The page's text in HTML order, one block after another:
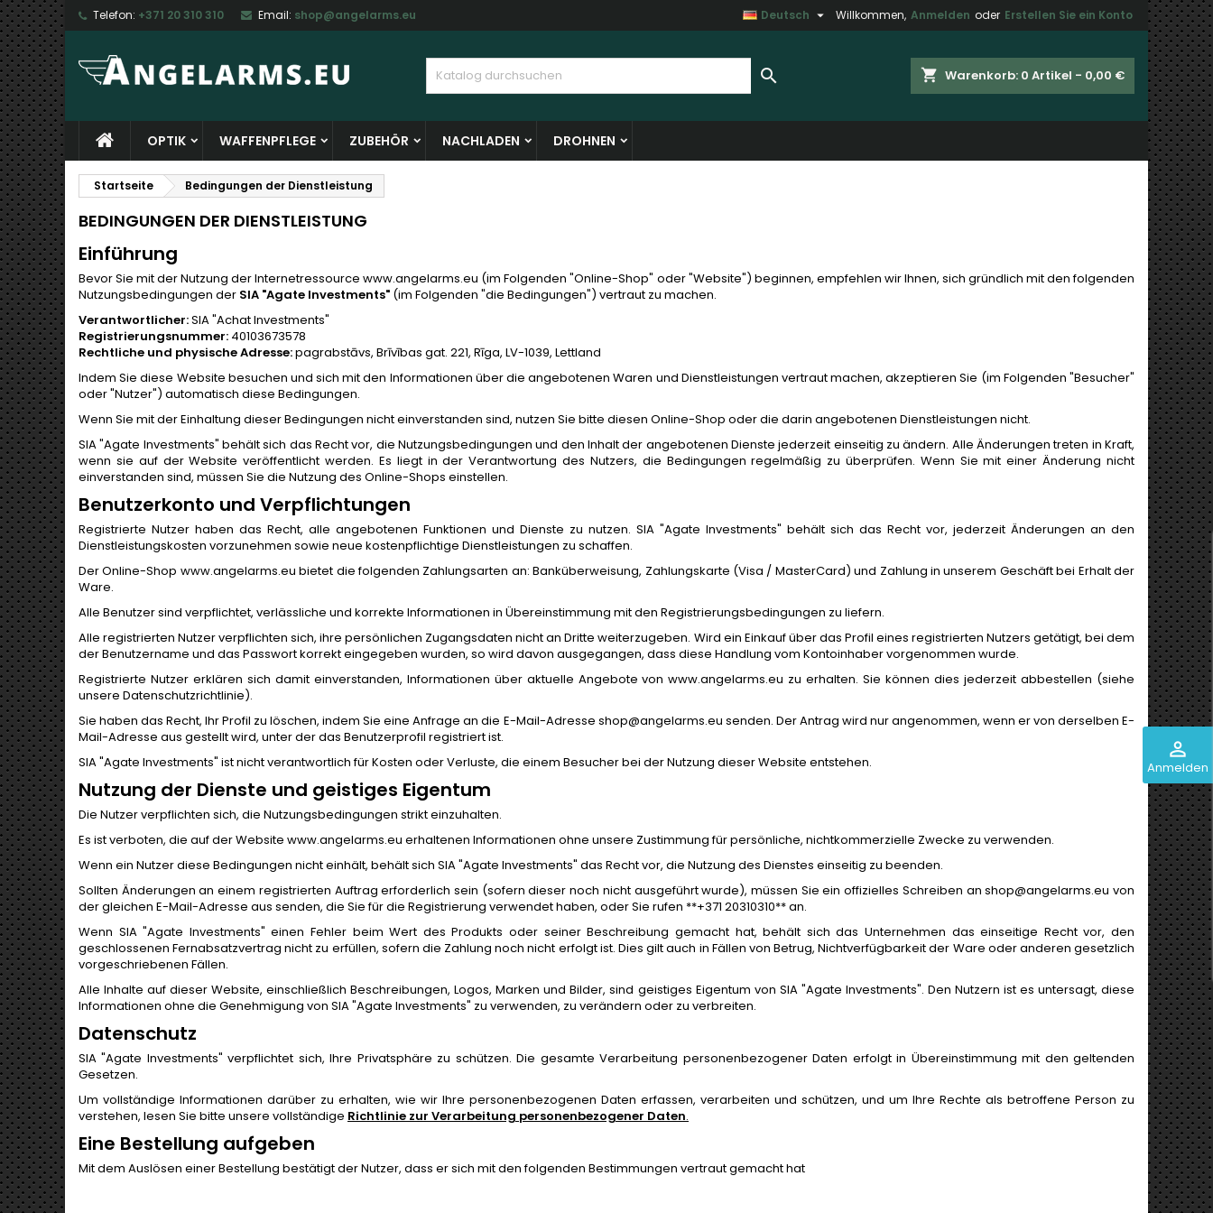
Telefon: +371 20 310 310 Email: shop@angelarms.eu Willkommen, Anmelden oder Erstellen Sie ein Konto
Deutsch 
shopping_cart Warenkorb: 0 Artikel - 0,00 €

perm_identity
Anmelden
OPTIK WAFFENPFLEGE ZUBEHÖR NACHLADEN DROHNEN
Startseite Bedingungen der Dienstleistung
BEDINGUNGEN DER DIENSTLEISTUNG
Einführung
Bevor Sie mit der Nutzung der Internetressource www.angelarms.eu (im Folgenden "Online-Shop" oder "Website") beginnen, empfehlen wir Ihnen, sich gründlich mit den folgenden
Nutzungsbedingungen der SIA "Agate Investments" (im Folgenden "die Bedingungen") vertraut zu machen.
Verantwortlicher:SIA "Achat Investments"
Registrierungsnummer: 40103673578
Rechtliche und physische Adresse:pagrabstāvs, Brīvības gat. 221, Rīga, LV-1039, Lettland
Indem Sie diese Website besuchen und sich mit den Informationen über die angebotenen Waren und Dienstleistungen vertraut machen, akzeptieren Sie (im Folgenden "Besucher"
oder "Nutzer") automatisch diese Bedingungen.
Wenn Sie mit der Einhaltung dieser Bedingungen nicht einverstanden sind, nutzen Sie bitte diesen Online-Shop oder die darin angebotenen Dienstleistungen nicht.
SIA "Agate Investments" behält sich das Recht vor, die Nutzungsbedingungen und den Inhalt der angebotenen Dienste jederzeit einseitig zu ändern. Alle Änderungen treten in Kraft,
wenn sie auf der Website veröffentlicht werden. Es liegt in der Verantwortung des Nutzers, die Bedingungen regelmäßig zu überprüfen. Wenn Sie mit einer Änderung nicht
einverstanden sind, müssen Sie die Nutzung des Online-Shops einstellen.
Benutzerkonto und Verpflichtungen
Registrierte Nutzer haben das Recht, alle angebotenen Funktionen und Dienste zu nutzen. SIA "Agate Investments" behält sich das Recht vor, jederzeit Änderungen an den
Dienstleistungskosten vorzunehmen sowie neue kostenpflichtige Dienstleistungen zu schaffen.
Der Online-Shop www.angelarms.eu bietet die folgenden Zahlungsarten an: Banküberweisung, Zahlungskarte (Visa / MasterCard) und Zahlung in unserem Geschäft bei Erhalt der
Ware.
Alle Benutzer sind verpflichtet, verlässliche und korrekte Informationen in Übereinstimmung mit den Registrierungsbedingungen zu liefern.
Alle registrierten Nutzer verpflichten sich, ihre persönlichen Zugangsdaten nicht an Dritte weiterzugeben. Wird ein Einkauf über das Profil eines registrierten Nutzers getätigt, bei dem
der Benutzername und das Passwort korrekt eingegeben wurden, so wird davon ausgegangen, dass diese Handlung vom Kontoinhaber vorgenommen wurde.
Registrierte Nutzer erklären sich damit einverstanden, Informationen über aktuelle Angebote von www.angelarms.eu zu erhalten. Sie können dies jederzeit abbestellen (siehe
unsere Datenschutzrichtlinie).
Sie haben das Recht, Ihr Profil zu löschen, indem Sie eine Anfrage an die E-Mail-Adresse shop@angelarms.eu senden. Der Antrag wird nur angenommen, wenn er von derselben E-
Mail-Adresse aus gestellt wird, unter der das Benutzerprofil registriert ist.
SIA "Agate Investments" ist nicht verantwortlich für Kosten oder Verluste, die einem Besucher bei der Nutzung dieser Website entstehen.
Nutzung der Dienste und geistiges Eigentum
Die Nutzer verpflichten sich, die Nutzungsbedingungen strikt einzuhalten.
Es ist verboten, die auf der Website www.angelarms.eu erhaltenen Informationen ohne unsere Zustimmung für persönliche, nichtkommerzielle Zwecke zu verwenden.
Wenn ein Nutzer diese Bedingungen nicht einhält, behält sich SIA "Agate Investments" das Recht vor, die Nutzung des Dienstes einseitig zu beenden.
Sollten Änderungen an einem registrierten Auftrag erforderlich sein (sofern dieser noch nicht ausgeführt wurde), müssen Sie ein offizielles Schreiben anshop@angelarms.eu von
der gleichen E-Mail-Adresse aus senden, die Sie für die Registrierung verwendet haben, oder Sie rufen **+371 20310310** an.
Wenn SIA "Agate Investments" einen Fehler beim Wert des Produkts oder seiner Beschreibung gemacht hat, behält sich das Unternehmen das einseitige Recht vor, den
geschlossenen Fernabsatzvertrag nicht zu erfüllen, sofern die Zahlung noch nicht erfolgt ist. Dies gilt auch in Fällen von Betrug, Nichtverfügbarkeit der Ware oder anderen gesetzlich
vorgeschriebenen Fällen.
Alle Inhalte auf dieser Website, einschließlich Beschreibungen, Logos, Marken und Bilder, sind geistiges Eigentum von SIA "Agate Investments". Den Nutzern ist es untersagt, diese
Informationen ohne die Genehmigung von SIA "Agate Investments" zu verwenden, zu verändern oder zu verbreiten.
Datenschutz
SIA "Agate Investments" verpflichtet sich, Ihre Privatsphäre zu schützen. Die gesamte Verarbeitung personenbezogener Daten erfolgt in Übereinstimmung mit den geltenden
Gesetzen.
Um vollständige Informationen darüber zu erhalten, wie wir Ihre personenbezogenen Daten erfassen, verarbeiten und schützen, und um Ihre Rechte als betroffene Person zu
verstehen, lesen Sie bitte unsere vollständige Richtlinie zur Verarbeitung personenbezogener Daten.
Eine Bestellung aufgeben
Mit dem Auslösen einer Bestellung bestätigt der Nutzer, dass er sich mit den folgenden Bestimmungen vertraut gemacht hat
My wishlists
Create new list
((modalTitle))
((confirmMessage))
Wunschliste erstellen
Anmelden
Sie müssen angemeldet sein, um Artikel Ihrer Wunschliste hinzufügen